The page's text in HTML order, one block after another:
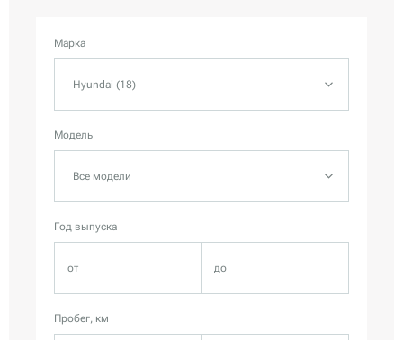
Марка
Hyundai (18)
Модель
Все модели
Год выпуска
Пробег, км